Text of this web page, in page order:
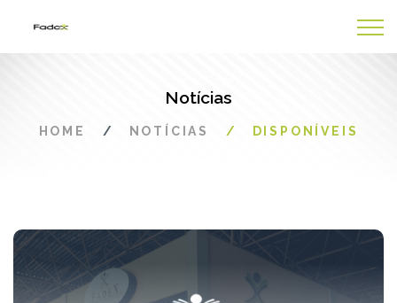
Notícias
HOME NOTÍCIAS DISPONÍVEIS